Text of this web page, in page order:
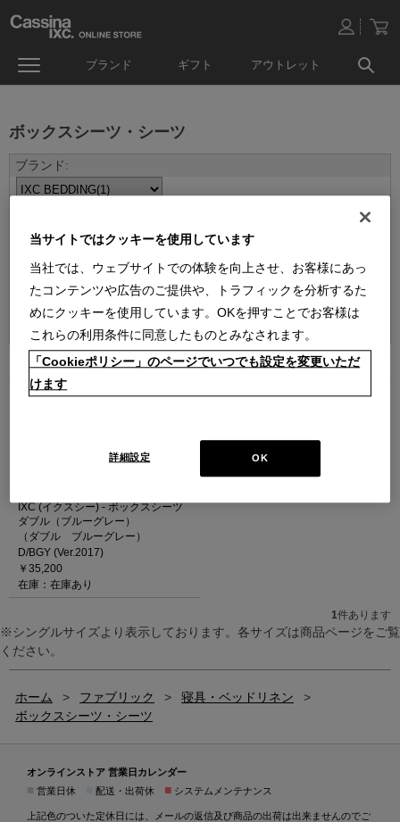
ブランド ギフト アウトレット
ボックスシーツ・シーツ
並べ替え：
1件あります
IXC (イクスシー) - ボックスシーツ
ダブル（ブルーグレー）
（ダブル ブルーグレー）
D/BGY (Ver.2017)
￥35,200
在庫：在庫あり
1件あります
※シングルサイズより表示しております。各サイズは商品ページをご覧
ください。
ホーム > ファブリック > 寝具・ベッドリネン
>
ボックスシーツ・シーツ
オンラインストア 営業日カレンダー
営業日休 配送・出荷休 ■ システムメンテナンス
上記色のついた定休日には、メールの返信及び商品の出荷は出来ませんのでご
当サイトではクッキーを使用しています
当社では、ウェブサイトでの体験を向上させ、お客様にあっ
たコンテンツや広告のご提供や、トラフィックを分析するた
めにクッキーを使用しています。OKを押すことでお客様は
これらの利用条件に同意したものとみなされます。
「Cookieポリシー」のページでいつでも設定を変更いただ
けます
OK
詳細設定